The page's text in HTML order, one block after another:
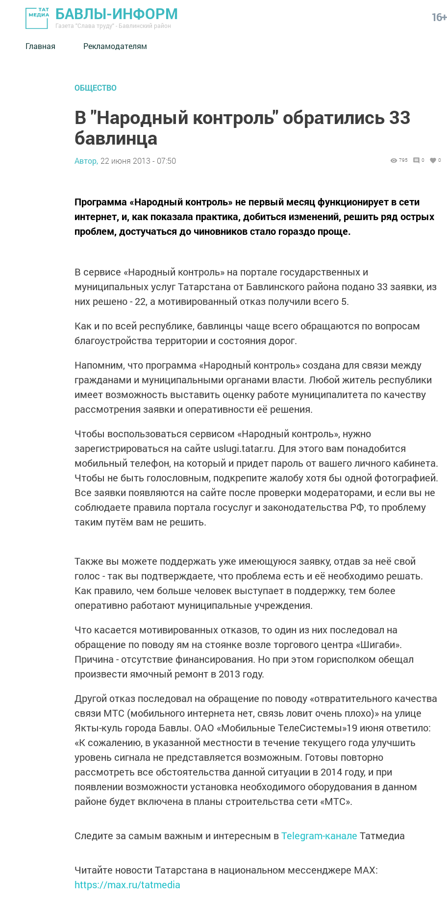
БАВЛЫ-ИНФОРМ
Газета "Слава труду" - Бавлинский район
16+
Главная Рекламодателям
ОБЩЕСТВО
В "Народный контроль" обратились 33
бавлинца
Автор, 22 июня 2013 - 07:50 795 0 0
Программа «Народный контроль» не первый месяц функционирует в сети
интернет, и, как показала практика, добиться изменений, решить ряд острых
проблем, достучаться до чиновников стало гораздо проще.
В сервисе «Народный контроль» на портале государственных и
муниципальных услуг Татарстана от Бавлинского района подано 33 заявки, из
них решено - 22, а мотивированный отказ получили всего 5.
Как и по всей республике, бавлинцы чаще всего обращаются по вопросам
благоустройства территории и состояния дорог.
Напомним, что программа «Народный контроль» создана для связи между
гражданами и муниципальными органами власти. Любой житель республики
имеет возможность выставить оценку работе муниципалитета по качеству
рассмотрения заявки и оперативности её решения.
Чтобы воспользоваться сервисом «Народный контроль», нужно
зарегистрироваться на сайте uslugi.tatar.ru. Для этого вам понадобится
мобильный телефон, на который и придет пароль от вашего личного кабинета.
Чтобы не быть голословным, подкрепите жалобу хотя бы одной фотографией.
Все заявки появляются на сайте после проверки модераторами, и если вы не
соблюдаете правила портала госуслуг и законодательства РФ, то проблему
таким путём вам не решить.
Также вы можете поддержать уже имеющуюся заявку, отдав за неё свой
голос - так вы подтверждаете, что проблема есть и её необходимо решать.
Как правило, чем больше человек выступает в поддержку, тем более
оперативно работают муниципальные учреждения.
Что касается мотивированных отказов, то один из них последовал на
обращение по поводу ям на стоянке возле торгового центра «Шигаби».
Причина - отсутствие финансирования. Но при этом горисполком обещал
произвести ямочный ремонт в 2013 году.
Другой отказ последовал на обращение по поводу «отвратительного качества
связи МТС (мобильного интернета нет, связь ловит очень плохо)» на улице
Якты-куль города Бавлы. ОАО «Мобильные ТелеСистемы»19 июня ответило:
«К сожалению, в указанной местности в течение текущего года улучшить
уровень сигнала не представляется возможным. Готовы повторно
рассмотреть все обстоятельства данной ситуации в 2014 году, и при
появлении возможности установка необходимого оборудования в данном
районе будет включена в планы строительства сети «МТС».
Следите за самым важным и интересным вTelegram-канале Татмедиа
Читайте новости Татарстана в национальном мессенджере MАХ:
https://max.ru/tatmedia